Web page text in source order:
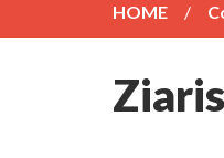
HOME